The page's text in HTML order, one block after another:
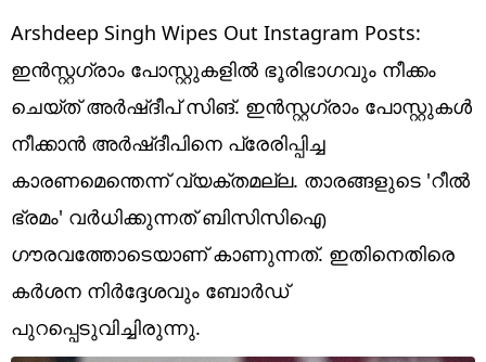
Lifestyle
world
Technology
Web Story
Photo
Short Videos
Arshdeep Singh Wipes Out Instagram Posts:
ഇന്‍സ്റ്റഗ്രാം പോസ്റ്റുകളില്‍ ഭൂരിഭാഗവും നീക്കം
ചെയ്ത് അര്‍ഷ്ദീപ് സിങ്. ഇന്‍സ്റ്റഗ്രാം പോസ്റ്റുകള്‍
നീക്കാന്‍ അര്‍ഷ്ദീപിനെ പ്രേരിപ്പിച്ച
കാരണമെന്തെന്ന് വ്യക്തമല്ല. താരങ്ങളുടെ 'റീല്‍
ഭ്രമം' വര്‍ധിക്കുന്നത് ബിസിസിഐ
ഗൗരവത്തോടെയാണ് കാണുന്നത്. ഇതിനെതിരെ
കര്‍ശന നിര്‍ദ്ദേശവും ബോര്‍ഡ്
പുറപ്പെടുവിച്ചിരുന്നു.